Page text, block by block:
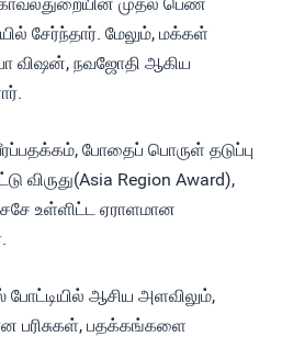
சேர்ந்தார். மேலும், மக்கள்
விஷன், நவஜோதி ஆகிய
போதைப் பொருள் தடுப்பு
விருது(Asia Region Award),
உள்ளிட்ட ஏராளமான
ஆசிய அளவிலும்,
பரிசுகள், பதக்கங்களை